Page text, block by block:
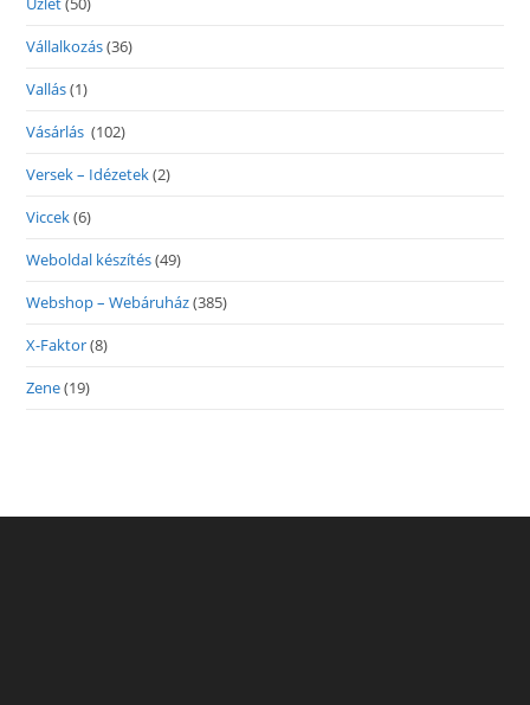
Vállalkozás(36)
Vallás(1)
Vásárlás (102)
Versek – Idézetek(2)
Viccek(6)
Weboldal készítés(49)
Webshop – Webáruház(385)
X-Faktor(8)
Zene(19)